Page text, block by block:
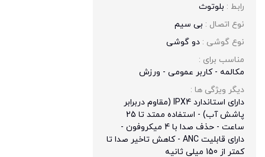
رابط : بلوتوث
نوع اتصال : بی سیم
نوع گوشی : دو گوشی
مناسب برای :
مکالمه - کاربر عمومی - ورزش
دیگر ویژگی ها :
دارای استاندارد IPX4 (مقاوم دربرابر
پاشش آب) - استفاده ممتد تا 25
ساعت - حذف صدا با 4 میکروفون -
دارای قابلیت ANC - کاهش تاخیر صدا تا
کمتر از 150 میلی ثانیه